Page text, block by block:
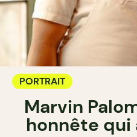
PORTRAIT
Marvin
honnête qui